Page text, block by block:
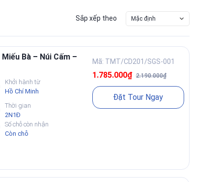
Sắp xếp theo Mặc định
Bà – Núi Cấm –
Khởi hành từ
Hồ Chí Minh
Thời gian
2N1Đ
Số chỗ còn nhận
Còn chỗ
Mã: TMT/CD201/SGS-001
1.785.000₫2.190.000₫
Đặt Tour Ngay